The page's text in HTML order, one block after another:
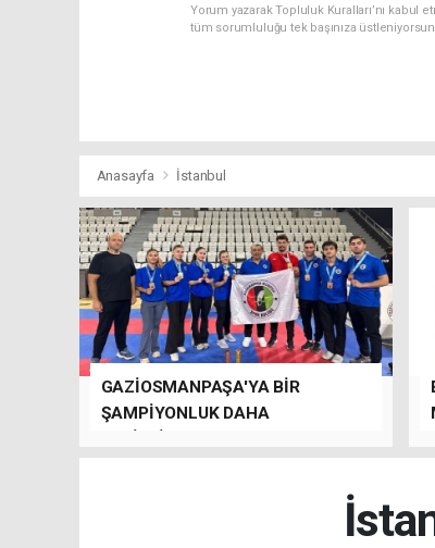
Yorum yazarak Topluluk Kuralları’nı kabul
tüm sorumluluğu tek başınıza
Anasayfa İstanbul
GAZİOSMANPAŞA'YA BİR
ŞAMPİYONLUK DAHA